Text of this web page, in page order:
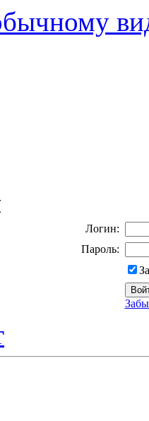
Логин:
Пароль: